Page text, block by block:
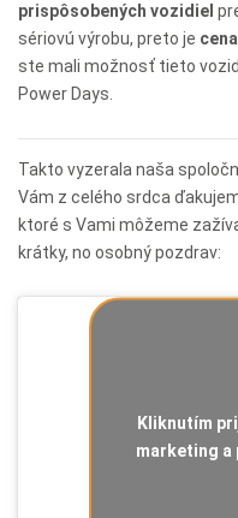
prispôsobených vozidiel
sériovú výrobu, preto je cena
ste mali možnosť tieto
Power Days.
Takto vyzerala naša
Vám z celého srdca
ktoré s Vami môžeme
krátky, no osobný pozdrav:
Kliknutím
marketing a